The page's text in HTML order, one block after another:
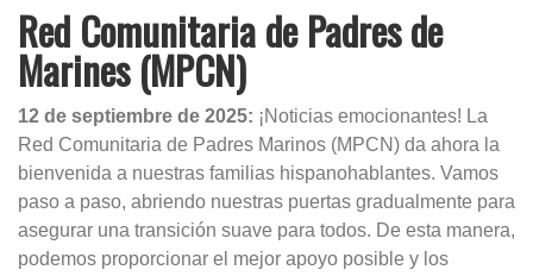
Red Comunitaria de Padres de
Marines (MPCN)
12 de septiembre de 2025: ¡Noticias emocionantes! La
Red Comunitaria de Padres Marinos (MPCN) da ahora la
bienvenida a nuestras familias hispanohablantes. Vamos
paso a paso, abriendo nuestras puertas gradualmente para
asegurar una transición suave para todos. De esta manera,
podemos proporcionar el mejor apoyo posible y los